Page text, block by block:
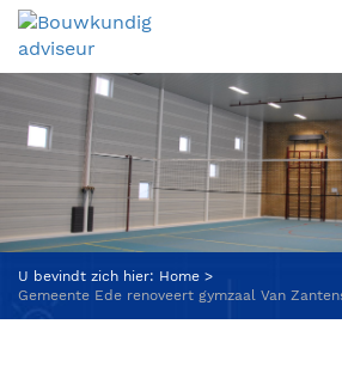
U bevindt zich hier: Home
Gemeente Ede renoveert gymzaal Van